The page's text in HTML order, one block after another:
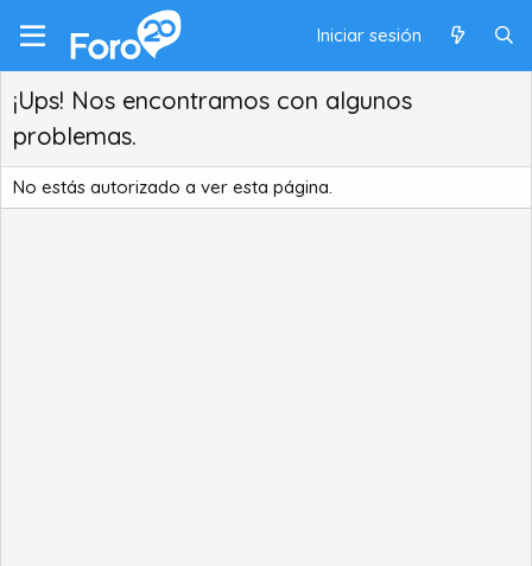
Iniciar sesión
¡Ups! Nos encontramos con algunos
problemas.
No estás autorizado a ver esta página.